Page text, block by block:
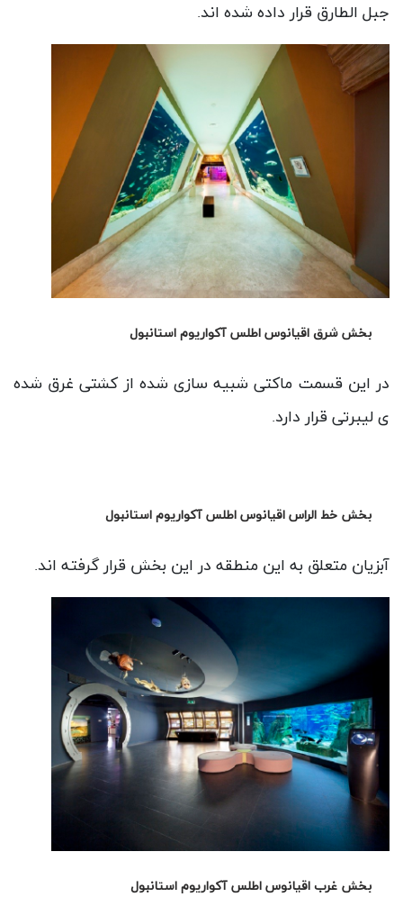
جبل الطارق قرار داده شده اند.
بخش شرق اقیانوس اطلس آکواریوم استانبول
در این قسمت ماکتی شبیه سازی شده از کشتی غرق شده
ی لیبرتی قرار دارد.
بخش خط الراس اقیانوس اطلس آکواریوم استانبول
آبزیان متعلق به این منطقه در این بخش قرار گرفته اند.